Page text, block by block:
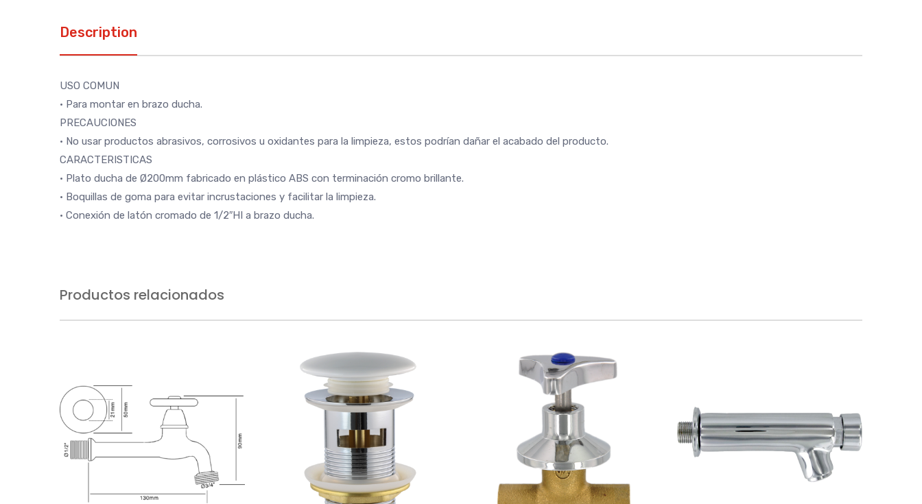
Description
USO COMUN
• Para montar en brazo ducha.
PRECAUCIONES
• No usar productos abrasivos, corrosivos u oxidantes para la limpieza, estos podrían dañar el acabado del producto.
CARACTERISTICAS
• Plato ducha de Ø200mm fabricado en plástico ABS con terminación cromo brillante.
• Boquillas de goma para evitar incrustaciones y facilitar la limpieza.
• Conexión de latón cromado de 1/2″HI a brazo ducha.
Productos relacionados